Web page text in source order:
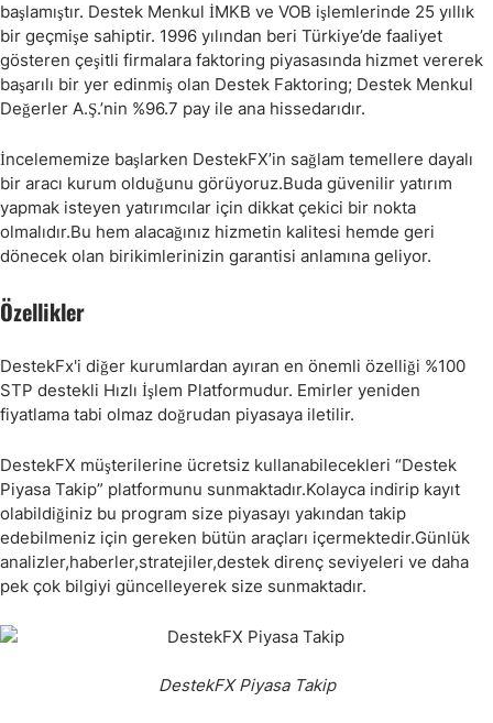
başlamıştır. Destek Menkul İMKB ve VOB işlemlerinde 25 yıllık
bir geçmişe sahiptir. 1996 yılından beri Türkiye’de faaliyet
gösteren çeşitli firmalara faktoring piyasasında hizmet vererek
başarılı bir yer edinmiş olan Destek Faktoring; Destek Menkul
Değerler A.Ş.’nin %96.7 pay ile ana hissedarıdır.
İncelememize başlarken DestekFX’in sağlam temellere dayalı
bir aracı kurum olduğunu görüyoruz.Buda güvenilir yatırım
yapmak isteyen yatırımcılar için dikkat çekici bir nokta
olmalıdır.Bu hem alacağınız hizmetin kalitesi hemde geri
dönecek olan birikimlerinizin garantisi anlamına geliyor.
Özellikler
DestekFx'i diğer kurumlardan ayıran en önemli özelliği %100
STP destekli Hızlı İşlem Platformudur. Emirler yeniden
fiyatlama tabi olmaz doğrudan piyasaya iletilir.
DestekFX müşterilerine ücretsiz kullanabilecekleri “Destek
Piyasa Takip” platformunu sunmaktadır.Kolayca indirip kayıt
olabildiğiniz bu program size piyasayı yakından takip
edebilmeniz için gereken bütün araçları içermektedir.Günlük
analizler,haberler,stratejiler,destek direnç seviyeleri ve daha
pek çok bilgiyi güncelleyerek size sunmaktadır.
DestekFX Piyasa Takip